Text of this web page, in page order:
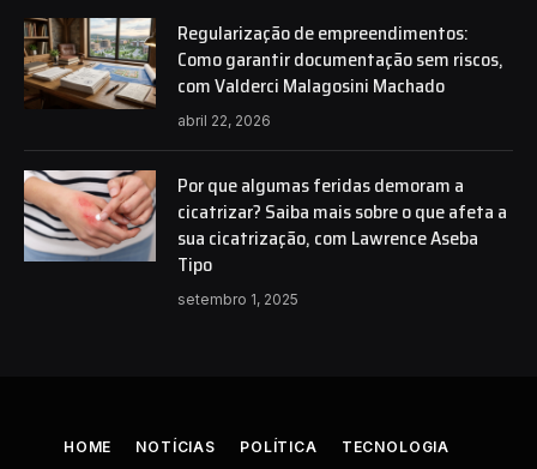
Regularização de empreendimentos:
Como garantir documentação sem riscos,
com Valderci Malagosini Machado
abril 22, 2026
Por que algumas feridas demoram a
cicatrizar? Saiba mais sobre o que afeta a
sua cicatrização, com Lawrence Aseba
Tipo
setembro 1, 2025
HOME NOTÍCIAS POLÍTICA TECNOLOGIA